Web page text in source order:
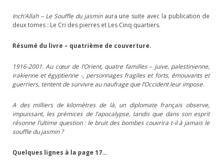
Inch’Allah – Le Souffle du jasminaura une suite avec la publication de
deux tomes : Le Cri des pierres et Les Cinq quartiers.
Résumé du livre – quatrième de couverture.
1916-2001. Au cœur de l’Orient, quatre familles – juive, palestinienne,
irakienne et égyptienne -, personnages fragiles et forts, émouvants et
guerriers, tentent de survivre au naufrage que l’Occident leur impose.
A des milliers de kilomètres de là, un diplomate français observe,
impuissant, les prémices de l’apocalypse, tandis que dans son esprit
résonne l’ultime question : le bruit des bombes couvrira t-il à jamais le
souffle du jasmin ?
Quelques lignes à la page 17…